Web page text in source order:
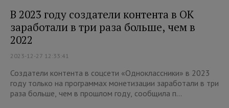
В 2023 году создатели контента в ОК
заработали в три раза больше, чем в
2022
2023-12-27 12:33:41
Создатели контента в соцсети «Одноклассники» в 2023
году только на программах монетизации заработали в три
раза больше, чем в прошлом году, сообщила п...